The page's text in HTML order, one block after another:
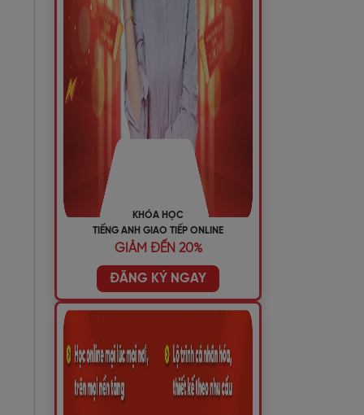
KHÓA HỌC
TIẾNG ANH GIAO TIẾP ONLINE
GIẢM ĐẾN 20%
ĐĂNG KÝ NGAY